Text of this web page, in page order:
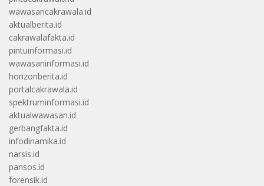
wawasancakrawala.id
aktualberita.id
cakrawalafakta.id
pintuinformasi.id
wawasaninformasi.id
horizonberita.id
portalcakrawala.id
spektruminformasi.id
aktualwawasan.id
gerbangfakta.id
infodinamika.id
narsis.id
pansos.id
forensik.id